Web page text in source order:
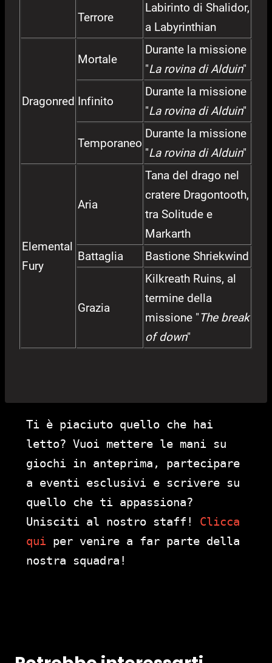
Terrore
Labirinto di Shalidor,
a Labyrinthian
Dragonred
Mortale
Durante la missione
"La rovina di Alduin"
Infinito
Durante la missione
"La rovina di Alduin"
Temporaneo
Durante la missione
"La rovina di Alduin"
Elemental
Fury
Aria
Tana del drago nel
cratere Dragontooth,
tra Solitude e
Markarth
Battaglia
Bastione Shriekwind
Grazia
Kilkreath Ruins, al
termine della
missione "The break
of down"
Ti è piaciuto quello che hai
letto? Vuoi mettere le mani su
giochi in anteprima, partecipare
a eventi esclusivi e scrivere su
quello che ti appassiona?
Unisciti al nostro staff! Clicca
qui per venire a far parte della
nostra squadra!